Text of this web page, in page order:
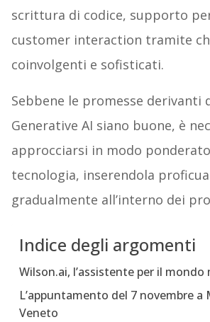
scrittura di codice, supporto
customer interaction tramite
coinvolgenti e sofisticati.
Sebbene le promesse derivanti
Generative AI siano buone, è
approcciarsi in modo
tecnologia, inserendola
gradualmente all’interno dei
Indice degli argomenti
Wilson.ai, l’assistente per il
L’appuntamento del 7 novembre a
Veneto